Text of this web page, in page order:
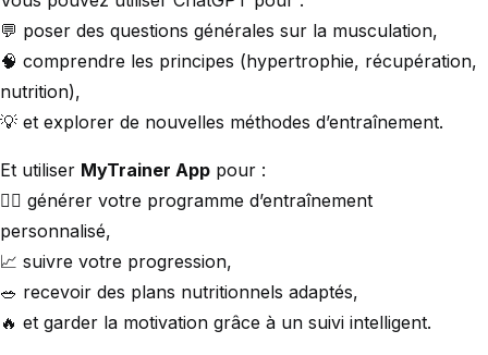
💬 poser des questions générales sur la musculation,
🧠 comprendre les principes (hypertrophie, récupération,
nutrition),
💡 et explorer de nouvelles méthodes d’entraînement.
Et utiliser MyTrainer App pour :
🏋️‍♂️ générer votre programme d’entraînement
personnalisé,
📈 suivre votre progression,
🥗 recevoir des plans nutritionnels adaptés,
🔥 et garder la motivation grâce à un suivi intelligent.